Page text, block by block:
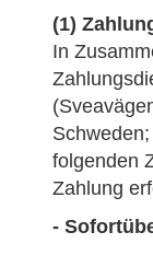
(1)
In
folgenden
Zahlung
-